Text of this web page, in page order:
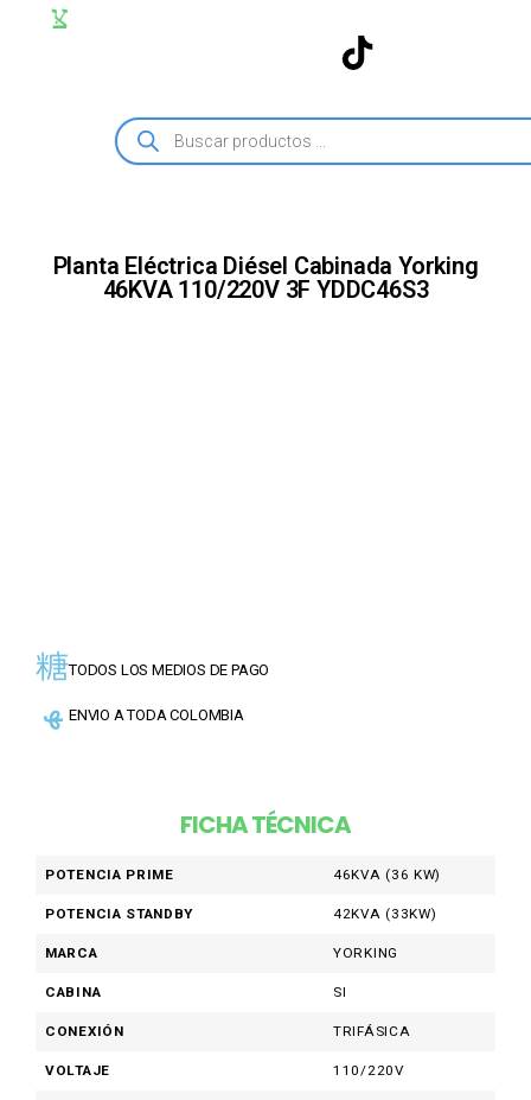
Planta Eléctrica Diésel Cabinada Yorking
46KVA 110/220V 3F YDDC46S3
TODOS LOS MEDIOS DE PAGO
ENVIO A TODA COLOMBIA
FICHA TÉCNICA
POTENCIA PRIME 46KVA (36 KW)
POTENCIA STANDBY 42KVA (33KW)
MARCA YORKING
CABINA SI
CONEXIÓN TRIFÁSICA
VOLTAJE 110/220V